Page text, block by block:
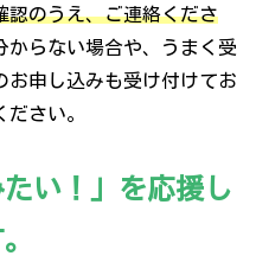
のうえ、ご連絡くださ
からない場合や、うまく受
お申し込みも受け付けてお
さい。
い！」を応援し